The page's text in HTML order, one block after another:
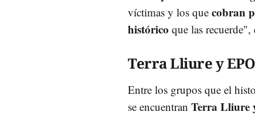
víctimas y los que cobran
histórico que las
Terra Lliure y
Entre los grupos que el
se encuentran Terra Lliure